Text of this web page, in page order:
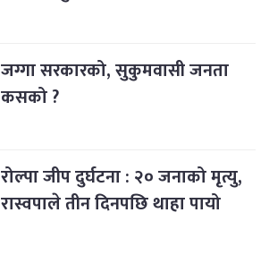
जग्गा सरकारको, सुकुमवासी जनता
कसको ?
रोल्पा जीप दुर्घटना : २० जनाको मृत्यु,
रास्वपाले तीन दिनपछि थाहा पायो